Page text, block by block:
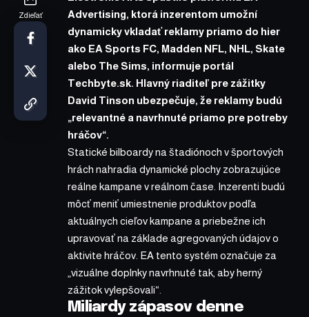
Zdieľať
Advertising, ktorá inzerentom umožní
dynamicky vkladať reklamy priamo do hier
ako EA Sports FC, Madden NFL, NHL, Skate
alebo The Sims, informuje portál
Techbyte.sk. Hlavný riaditeľ pre zážitky
David Tinson ubezpečuje, že reklamy budú
„relevantné a navrhnuté priamo pre potreby
hráčov“.
Statické bilboardy na štadiónoch v športových
hrách nahradia dynamické plochy zobrazujúce
reálne kampane v reálnom čase. Inzerenti budú
môcť meniť umiestnenie produktov podľa
aktuálnych cieľov kampane a priebežne ich
upravovať na základe agregovaných údajov o
aktivite hráčov. EA tento systém označuje za
„vizuálne doplnky navrhnuté tak, aby herný
zážitok vylepšovali“.
Miliardy zápasov denne